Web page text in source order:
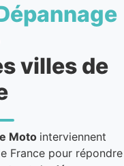
villes de
Moto interviennent
France pour répondre